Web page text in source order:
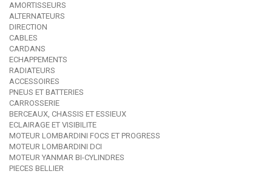
AMORTISSEURS
ALTERNATEURS
DIRECTION
CABLES
CARDANS
ECHAPPEMENTS
RADIATEURS
ACCESSOIRES
PNEUS ET BATTERIES
CARROSSERIE
BERCEAUX, CHASSIS ET ESSIEUX
ECLAIRAGE ET VISIBILITE
MOTEUR LOMBARDINI FOCS ET PROGRESS
MOTEUR LOMBARDINI DCI
MOTEUR YANMAR BI-CYLINDRES
PIECES BELLIER